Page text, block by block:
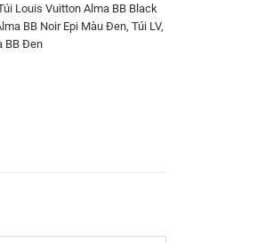
Louis Vuitton Alma BB Black
BB Noir Epi Màu Đen Túi LV,
BB Đen